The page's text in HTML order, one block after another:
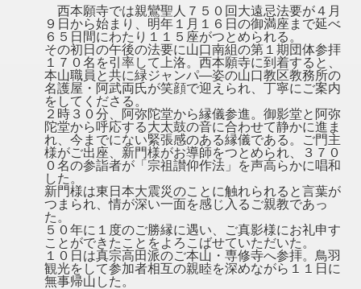
西本願寺では親鸞聖人７５０回大遠忌法要が４月
９日から始まり、明年１月１６日の御満座まで延べ
６５日間にわたり１１５座がつとめられる。
その初日の午後の法要に山口南組の第１期団体参拝
１７０名を引率して上洛。西本願寺に到着すると、
本山職員と共に緑ジャンパ―姿の山口教区教務所の
名護屋・阿武両氏が笑顔で迎えられ、丁寧にご案内
をしてくださる。
２時３０分、阿弥陀堂から縁儀参進。御影堂と阿弥
陀堂から呼応する大太鼓の音に合わせて静かに進ま
れ、今までにない緊張感のある縁儀である。ご門主
様がご出座、新門様がお導師をつとめられ、３７０
０名の参詣者が「宗祖讃仰作法」を声高らかに唱和
した。
新門様は東日本大震災のことに触れられると言葉が
つまられ、情が深い一面を感じ入るご親教であっ
た。
５０年に１度のご勝縁に遇い、ご真影様にお礼申す
ことができたことをよろこばせていただいた。
１０日は真宗高田派のご本山・専修寺へ参拝。鳥羽
観光をして参加者相互の親睦を深めながら１１日に
無事帰山した。